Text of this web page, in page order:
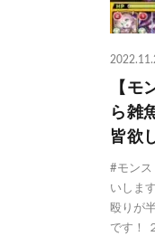
【モ
ら雑
皆欲
#モンス
いしま
殴りが
です！